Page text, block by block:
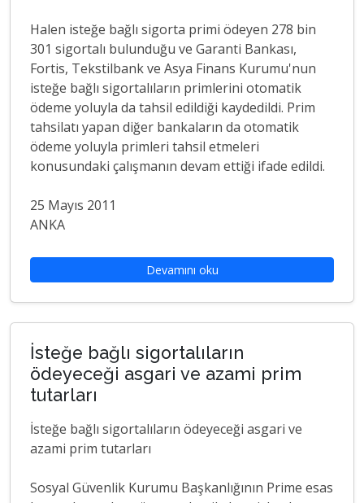
Halen isteğe bağlı sigorta primi ödeyen 278 bin
301 sigortalı bulunduğu ve Garanti Bankası,
Fortis, Tekstilbank ve Asya Finans Kurumu'nun
isteğe bağlı sigortalıların primlerini otomatik
ödeme yoluyla da tahsil edildiği kaydedildi. Prim
tahsilatı yapan diğer bankaların da otomatik
ödeme yoluyla primleri tahsil etmeleri
konusundaki çalışmanın devam ettiği ifade edildi.
25 Mayıs 2011
ANKA
Devamını oku
İsteğe bağlı sigortalıların
ödeyeceği asgari ve azami prim
tutarları
İsteğe bağlı sigortalıların ödeyeceği asgari ve
azami prim tutarları
Sosyal Güvenlik Kurumu Başkanlığının Prime esas